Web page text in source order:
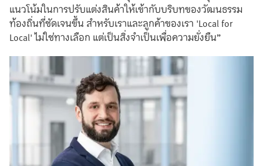
แนวโน้มในการปรับแต่งสินค้าให้เข้ากับบริบทของวัฒนธรรม
ท้องถิ่นที่ชัดเจนขึ้น สำหรับเราและลูกค้าของเรา 'Local for
Local' ไม่ใช่ทางเลือก แต่เป็นสิ่งจำเป็นเพื่อความยั่งยืน”